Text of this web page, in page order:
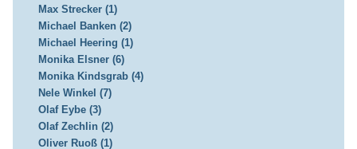
Max Strecker (1)
Michael Banken (2)
Michael Heering (1)
Monika Elsner (6)
Monika Kindsgrab (4)
Nele Winkel (7)
Olaf Eybe (3)
Olaf Zechlin (2)
Oliver Ruoß (1)